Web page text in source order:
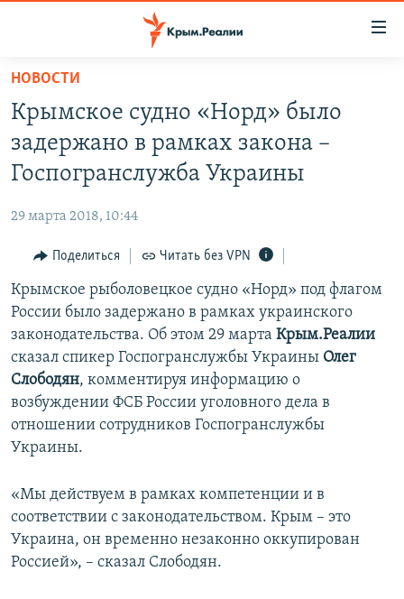
Вернуться
основному
содержанию
Вернутся
главной
навигации
Вернутся
поиску
СПЕЦПРОЕКТЫ
11 ЛЕТ ОККУПАЦИИ КРЫМА. 11 ИСТОРИЙ СОПРОТИВЛЕНИЯ
ВОДА
ЕЩЕ
ИНТЕРАКТИВ
ИНФОГРАФИКА
ТЕЛЕПРОЕКТ КРЫМ.РЕАЛИИ
СОВЕТЫ ПРАВОЗАЩИТНИКОВ
ПРОПАВШИЕ БЕЗ ВЕСТИ
ПОБЕДИТЕЛЕЙ НЕ СУДЯТ?
КРЫМ.НЕПОКОРЕННЫЙ
ELIFBE
УКРАИНСКАЯ ПРОБЛЕМА КРЫМА
РАДІО СВОБОДА
КАК ОБОЙТИ БЛОКИРОВКУ
Українською
Qırımtatar
ПРИСОЕДИНЯЙТЕСЬ!
Все сайты RFE/RL
НОВОСТИ
Крымское судно «Норд» было
задержано в рамках закона –
Госпогранслужба Украины
29 марта 2018, 10:44
Поделиться Читать без VPN
Крымское рыболовецкое судно «Норд» под флагом
России было задержано в рамках украинского
законодательства. Об этом 29 марта Крым.Реалии
сказал спикер Госпогранслужбы Украины Олег
Слободян, комментируя информацию о
возбуждении ФСБ России уголовного дела в
отношении сотрудников Госпогранслужбы
Украины.
«Мы действуем в рамках компетенции и в
соответствии с законодательством. Крым – это
Украина, он временно незаконно оккупирован
Россией», – сказал Слободян.